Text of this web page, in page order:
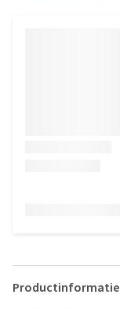
Productinformatie